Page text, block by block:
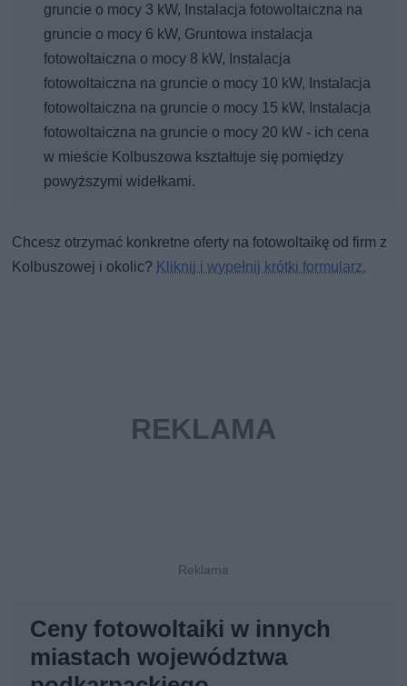
gruncie o mocy 3 kW, Instalacja fotowoltaiczna na
gruncie o mocy 6 kW, Gruntowa instalacja
fotowoltaiczna o mocy 8 kW, Instalacja
fotowoltaiczna na gruncie o mocy 10 kW, Instalacja
fotowoltaiczna na gruncie o mocy 15 kW, Instalacja
fotowoltaiczna na gruncie o mocy 20 kW - ich cena
w mieście Kolbuszowa kształtuje się pomiędzy
powyższymi widełkami.
Chcesz otrzymać konkretne oferty na fotowoltaikę od firm z
Kolbuszowej i okolic? Kliknij i wypełnij krótki formularz.
Ceny fotowoltaiki w innych
miastach województwa